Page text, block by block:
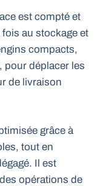
est compté et
au stockage et
compacts,
pour déplacer les
de livraison
grâce à
tout en
Il est
opérations de